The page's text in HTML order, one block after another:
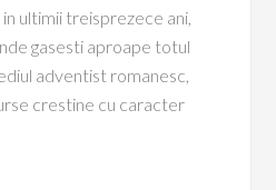
ultimii treisprezece ani,
gasesti aproape totul
adventist romanesc,
crestine cu caracter